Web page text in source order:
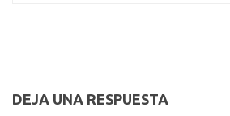
DEJA UNA RESPUESTA